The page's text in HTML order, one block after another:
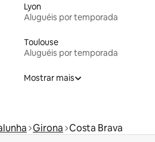
Lyon
Aluguéis por temporada
Toulouse
Aluguéis por temporada
Mostrar mais
Girona Costa Brava